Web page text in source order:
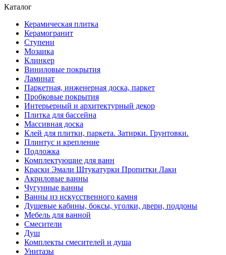
Каталог
Керамическая плитка
Керамогранит
Ступени
Мозаика
Клинкер
Виниловые покрытия
Ламинат
Паркетная, инженерная доска, паркет
Пробковые покрытия
Интерьерный и архитектурный декор
Плитка для бассейна
Массивная доска
Клей для плитки, паркета. Затирки. Грунтовки.
Плинтус и крепление
Подложка
Комплектующие для ванн
Краски Эмали Штукатурки Пропитки Лаки
Акриловые ванны
Чугунные ванны
Ванны из искусственного камня
Душевые кабины, боксы, уголки, двери, поддоны
Мебель для ванной
Смесители
Душ
Комплекты смесителей и душа
Унитазы